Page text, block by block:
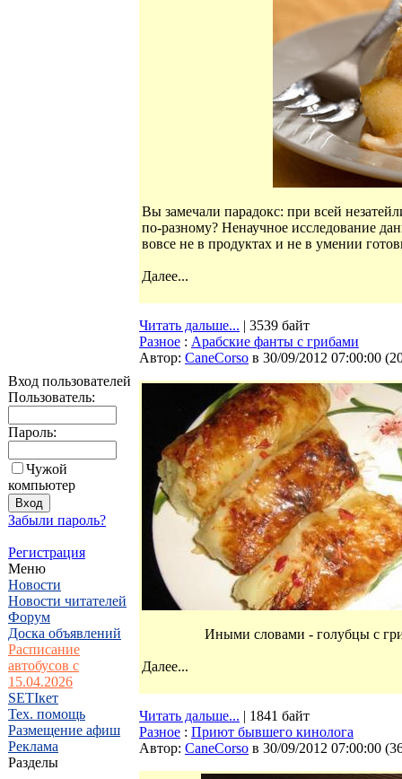
Вход пользователей
Пользователь:
Пароль:
Чужой
компьютер
Забыли пароль?
Регистрация
Меню
Новости
Новости читателей
Форум
Доска объявлений
Расписание
автобусов с
15.04.2026
SETIкет
Тех. помощь
Размещение афиш
Реклама
Разделы
Вы замечали парадокс: при всей
по-разному? Ненаучное исследование
вовсе не в продуктах и не в умении
Далее...
Читать дальше... | 3539 байт
Разное : Арабские фанты с грибами
Автор: CaneCorso в 30/09/2012 07:00:00 (
Иными словами - голубцы с
Далее...
Читать дальше... | 1841 байт
Разное : Приют бывшего кинолога
Автор: CaneCorso в 30/09/2012 07:00:00 (